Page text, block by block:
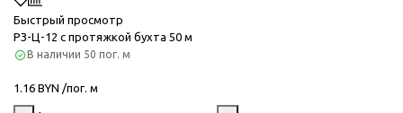
Быстрый просмотр
РЗ-Ц-12 с протяжкой бухта 50 м
В наличии 50 пог. м
1.16 BYN /пог. м